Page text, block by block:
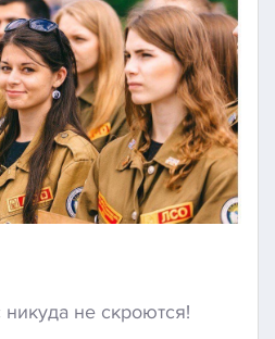
не скроются!